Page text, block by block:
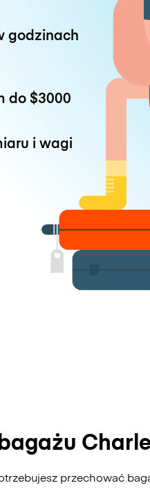
godzinach
do$3000
i wagi
przechować